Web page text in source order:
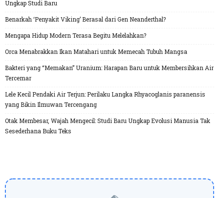
Ungkap Studi Baru
Benarkah ‘Penyakit Viking’ Berasal dari Gen Neanderthal?
Mengapa Hidup Modern Terasa Begitu Melelahkan?
Orca Menabrakkan Ikan Matahari untuk Memecah Tubuh Mangsa
Bakteri yang “Memakan” Uranium: Harapan Baru untuk Membersihkan Air
Tercemar
Lele Kecil Pendaki Air Terjun: Perilaku Langka Rhyacoglanis paranensis
yang Bikin Ilmuwan Tercengang
Otak Membesar, Wajah Mengecil: Studi Baru Ungkap Evolusi Manusia Tak
Sesederhana Buku Teks